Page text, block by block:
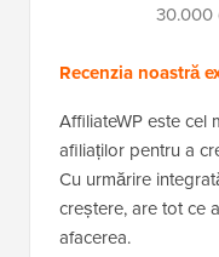
30.000
Recenzia noastră
AffiliateWP este cel
afiliaților pentru a
Cu urmărire
creștere, are tot ce
afacerea.